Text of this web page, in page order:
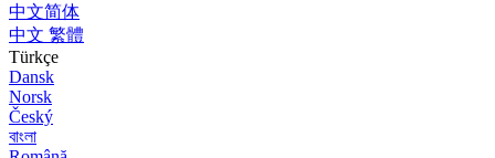
中文简体
中文 繁體
Türkçe
Dansk
Norsk
Český
বাংলা